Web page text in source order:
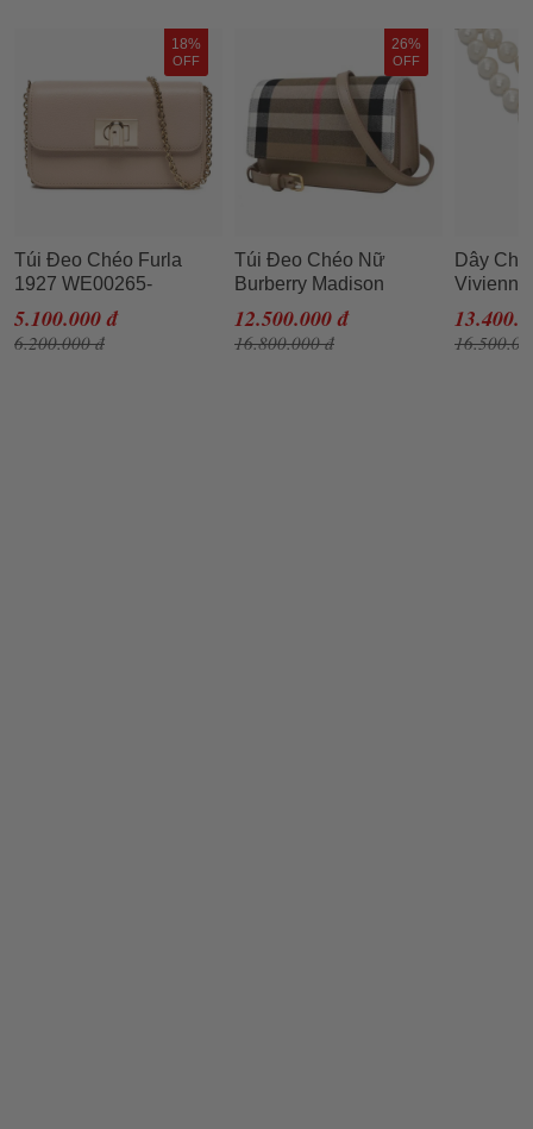
18%
OFF
Túi Đeo Chéo Furla
1927 WE00265-
ARE000-B4L00-1-007-
20-CN-E Ballerina Màu
Be
5.100.000 đ
6.200.000 đ
26%
OFF
Túi Đeo Chéo Nữ
Burberry Madison
Leather Shoulder Bag
Chestnut Beige Màu Be
12.500.000 đ
16.800.000 đ
Dây
Vivienne
Row
Trắng